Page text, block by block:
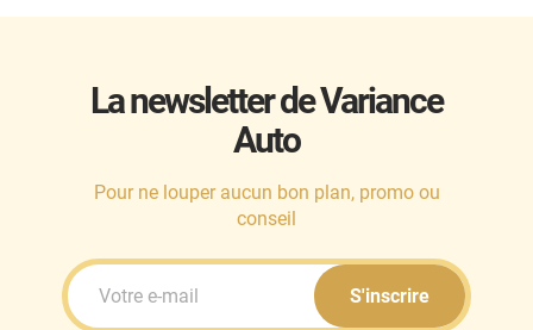
Holden
Ineos
Infiniti
La newsletter de Variance
Auto
Pour ne louper aucun bon plan, promo ou
conseil
S'inscrire